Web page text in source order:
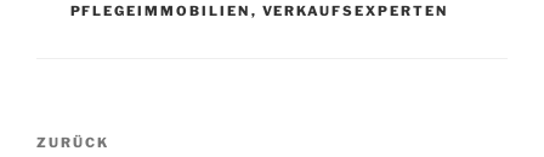
PFLEGEIMMOBILIEN , VERKAUFSEXPERTEN
Beitragsnavigation
Vorheriger
ZURÜCK